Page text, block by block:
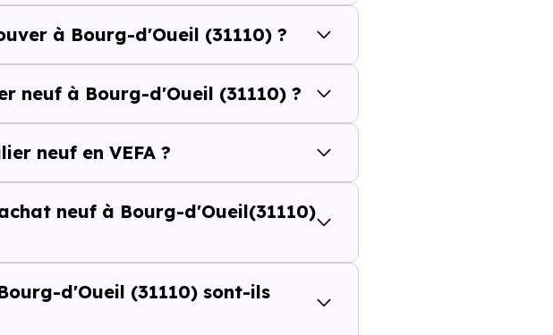
votre budget.
et [[PourcentageLocataires] % de locataires, Bourg-d'Oueil présente
de l'accession et un potentiel locatif à prendre en compte,
du prix au m²
d’un logement neuf à Bourg-d'Oueil (31110)
à Bourg-d'Oueil (31110) ?
neuf à Bourg-d'Oueil (31110) ?
neuf en VEFA ?
neuf à Bourg-d'Oueil(31110)
d'Oueil (31110) sont-ils